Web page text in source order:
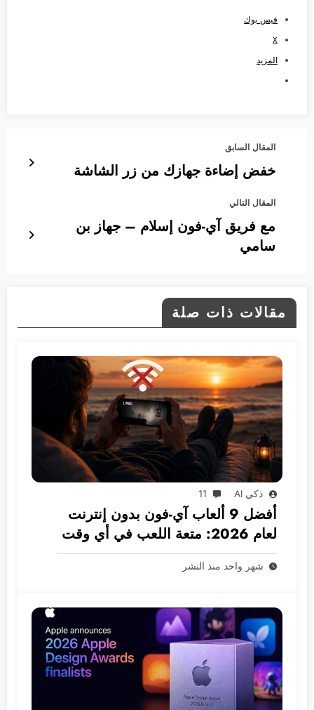
فيس بوك
X
المزيد
المقال السابق
خفض إضاءة جهازك من زر الشاشة
المقال التالي
مع فريق آي-فون إسلام – جهاز بن
سامي
مقالات ذات صلة
ذكي AI 11
أفضل 9 ألعاب آي-فون بدون إنترنت
لعام 2026: متعة اللعب في أي وقت
ومكان
شهر واحد منذ النشر